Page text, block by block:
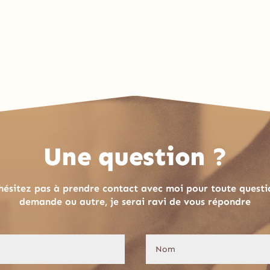
Une question ?
pas à prendre contact avec moi pour toute
demande ou autre, je serai ravi de vous répondre